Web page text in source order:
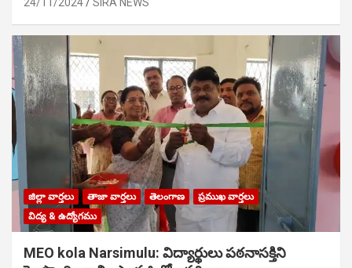
జిల్లా వార్తలు తాజా వార్తలు తెలంగాణ
ప్రముఖ వార్తలు
విద్య & ఉద్యోగము
MEO kola Narsimulu: విద్యార్థులు పఠ‌నాసక్తిని